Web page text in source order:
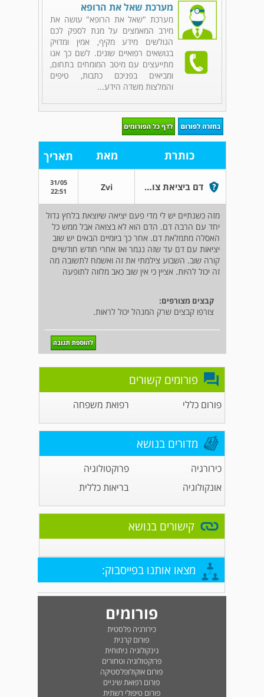
מערכת שאל את הרופא
מערכת "שאל את הרופא" עושה את
מירב המאמצים על מנת לספק לכם
הגולשים מידע מקיף, אמין ומדויק
בנושאים רפואיים שונים. לשם כך אנו
מתייעצים עם מיטב המומחים בתחום,
ומביאים בפניכם כתבות, טיפים
והמלצות משדה הידע...
כותרת מאת תאריך
דם ביציאת צואה Zvi
31/05
22:51
מזה כשנתיים יש לי מדי פעם יציאה שיוצאת בלחץ גדול
יחד עם הרבה דם. הדם הוא לא בצואה אבל ממש כל
האסלה מתמלאת דם. אחר כך ביומיים הבאים יש שוב
יציאות עם דם עד שזה נגמר ואז אחרי חודש חודשיים
קורה שוב. השבוע צילמתי את זה ואשמח לתשובה מה
זה יכול להיות. אציין כי אין שוב כאב מלווה לתופעה
קבצים מצורפים:
צורפו קבצים שרק המנהל יכול לראות.
פורומים קשורים
פורום כללי רפואת משפחה
מדורים בנושא
כירורגיה
פרוקטולוגיה
אונקולוגיה
בריאות כללית
קישורים בנושא
מצאו אותנו בפייסבוק:
פורומים
כירורגיה פלסטית
פורום קרנית
גינקולוגיה ניתוחית
פרוקטולוגיה וטחורים
פורום אוקולופלסטיקה
פורום רפואת שיניים
פורום טיפולי רשתית